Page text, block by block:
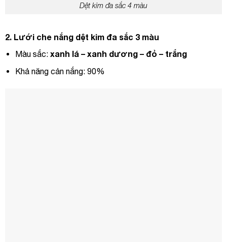
Dệt kim đa sắc 4 màu
2. Lưới che nắng dệt kim đa sắc 3 màu
Màu sắc: xanh lá – xanh dương – đỏ – trắng
Khả năng cản nắng: 90%